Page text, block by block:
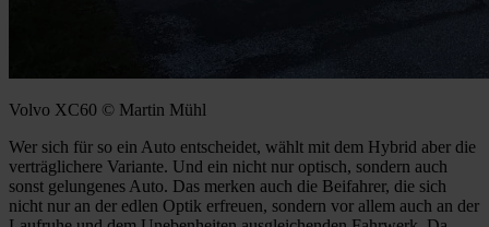
Volvo XC60 © Martin Mühl
Wer sich für so ein Auto entscheidet, wählt mit dem Hybrid aber die
verträglichere Variante. Und ein nicht nur optisch, sondern auch
sonst gelungenes Auto. Das merken auch die Beifahrer, die sich
nicht nur an der edlen Optik erfreuen, sondern vor allem auch an der